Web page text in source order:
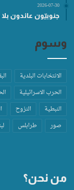
2026-07-30
جنوبيّون عائدون
وسوم
الانتخابات البلدية
الحرب الاسرائيلية
النبطية
النزوح
صور
طرابلس
من نحن؟